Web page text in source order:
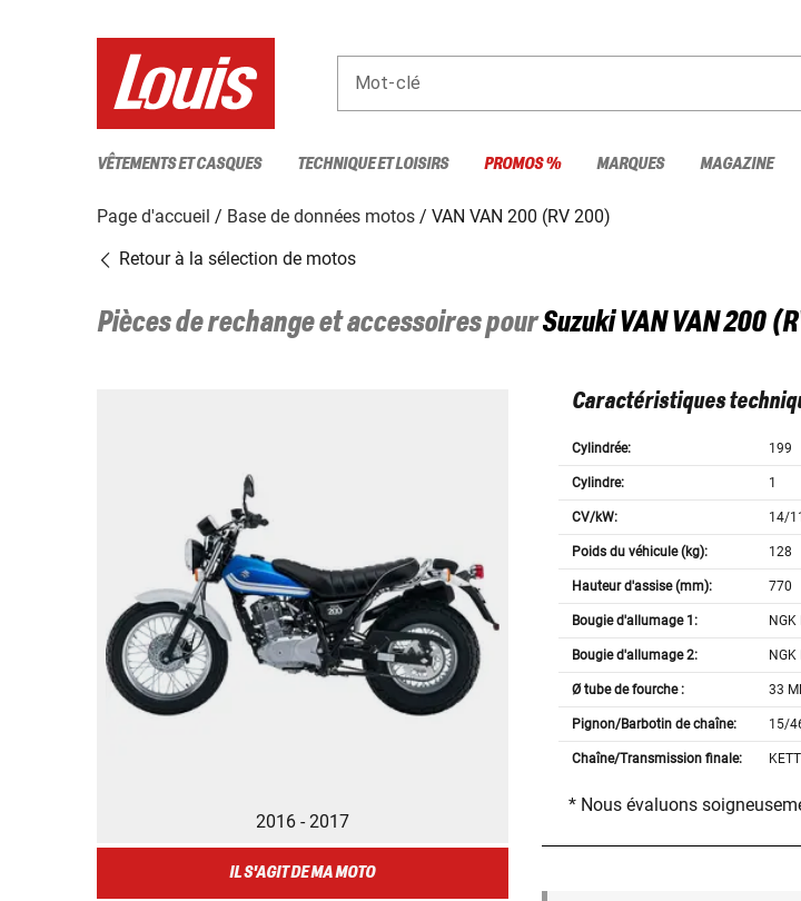
Mot-clé
VÊTEMENTS ET CASQUES TECHNIQUE ET LOISIRS PROMOS % MARQUES MAGAZINE
Page d'accueil Base de données motos
VAN VAN 200 (RV 200)
Retour à la sélection de motos
Pièces de rechange et accessoires pourSuzuki VAN VAN 200
2016 - 2017
IL S'AGIT DE MA MOTO
Caractéristiques
Cylindrée: 199
Cylindre: 1
CV/kW: 14/11
Poids du véhicule (kg): 128
Hauteur d'assise (mm): 770
Bougie d'allumage 1: NGK
Bougie d'allumage 2: NGK
Ø tube de fourche : 33
Pignon/Barbotin de chaîne: 15/
Chaîne/Transmission finale:
* Nous évaluons